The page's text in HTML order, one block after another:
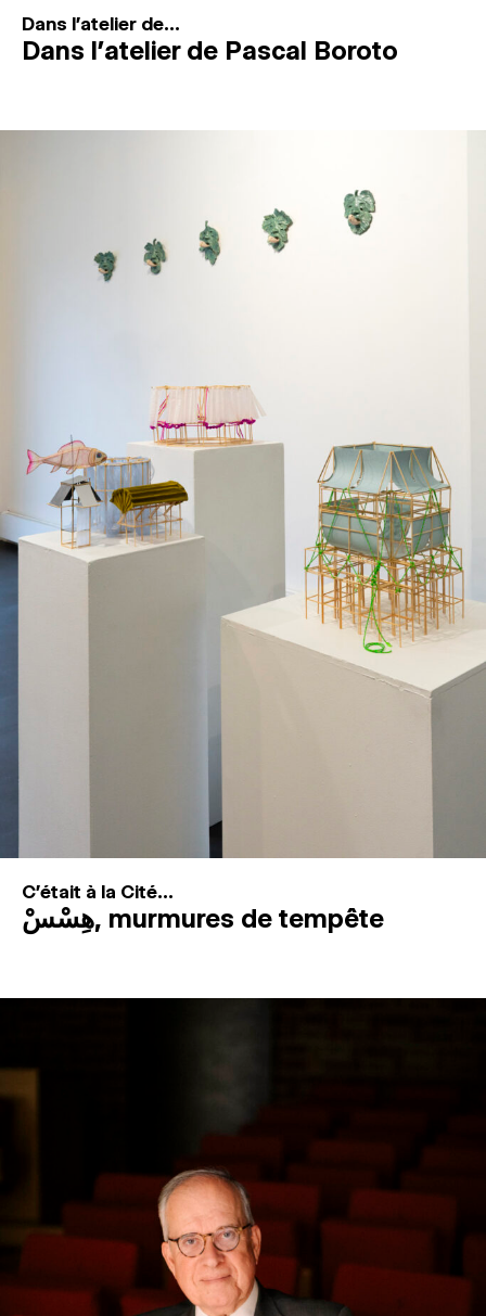
Dans l'atelier de...
Dans l’atelier de Pascal Boroto
C'était à la Cité...
هِسْسْ, murmures de tempête